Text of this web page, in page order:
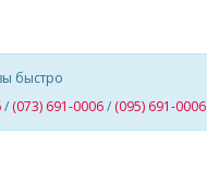
быстро
/ (073) 691-0006/ (095) 691-0006